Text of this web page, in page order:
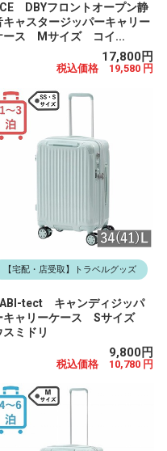
DBYフロントオープン静
キャスタージッパーキャリー
ース Mサイズ コイ...
17,800円
税込価格 19,580 円
【宅配・店受取】トラベルグッズ
tect キャンディジッパ
キャリーケース Sサイズ
スミドリ
9,800円
税込価格 10,780 円